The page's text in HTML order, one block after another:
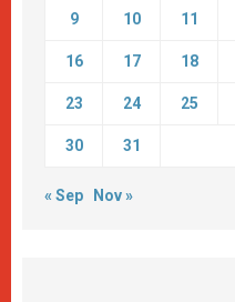
9 10 11
16 17 18
23 24 25
30 31
« Sep Nov »